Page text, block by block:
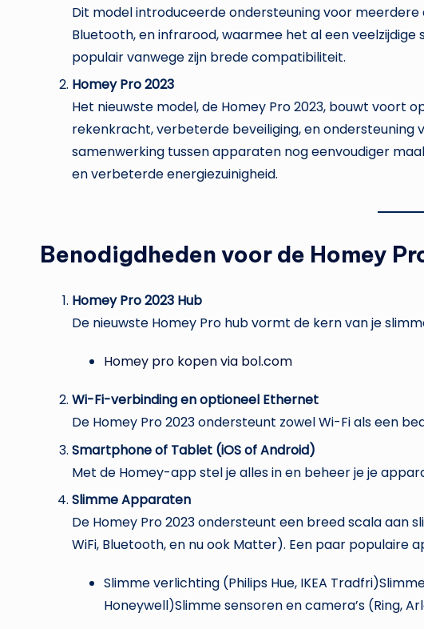
Dit model introduceerde ondersteuning voor meerdere
Bluetooth, en infrarood, waarmee het al een veelzijdige
populair vanwege zijn brede compatibiliteit.
Homey Pro 2023
Het nieuwste model, de Homey Pro 2023, bouwt voort
rekenkracht, verbeterde beveiliging, en ondersteuning
samenwerking tussen apparaten nog eenvoudiger
en verbeterde energiezuinigheid.
Benodigdheden voor de Homey
Homey Pro 2023 Hub
De nieuwste Homey Pro hub vormt de kern van je
Homey pro kopen via bol.com
Wi-Fi-verbinding en optioneel Ethernet
De Homey Pro 2023 ondersteunt zowel Wi-Fi als een
Smartphone of Tablet (iOS of Android)
Met de Homey-app stel je alles in en beheer je je
Slimme Apparaten
De Homey Pro 2023 ondersteunt een breed scala aan
WiFi, Bluetooth, en nu ook Matter). Een paar populaire
Slimme verlichting (Philips Hue, IKEA
Honeywell)Slimme sensoren en camera’s (Ring,